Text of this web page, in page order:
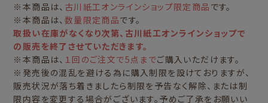
※本商品は、 古川紙工オンラインショップ限定商品 です。
※本商品は、 数量限定商品です。
取扱い在庫がなくなり次第、古川紙工オンラインショップで
の販売を終了させていただきます。
※本商品は、 １回のご注文で5点までご購入いただけます。
※発売後の混乱を避ける為に購入制限を設けておりますが、
販売状況が落ち着きましたら制限を予告なく解除、または制
限内容を変更する場合がございます。予めご了承をお願いい